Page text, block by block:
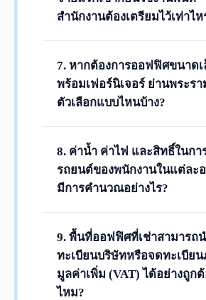
เป็นระยะเวลาที่เหมาะสมในการล็
สำนักงานต้องเตรียมไว้เท่าไห
ตามมาตรฐานสากลของอาคารส
เกือบทั้งหมด จะจัดเก็บเงินประกัน
(Deposit) จำนวน 3 เดือนของค่าเ
บริการ และชำระค่าเช่าล่วงหน้า
7. หากต้องการออฟฟิศขนาดเ
พร้อมเฟอร์นิเจอร์ ย่านพระรา
ตัวเลือกแบบไหนบ้าง?
เรามีบริการจัดหา "ออฟฟิศสำเร็
(Serviced Office)" บนตึกชั้นนำย่
รองรับตั้งแต่ทีมงานขนาดเล็ก 2-
มีเฟอร์นิเจอร์สำนักงาน อินเทอร์เ
คอมพิวเตอร์เข้าทำงานและเลือก
สั้นที่มีความยืดหยุ่นสูงได้ครับ
8. ค่าน้ำ ค่าไฟ และสิทธิ์ในกา
รถยนต์ของพนักงานในแต่ละ
มีการคำนวณอย่างไร?
ค่าน้ำและค่าไฟจะคิดราคาตามมิ
ยูนิตจริงของแต่ละอาคารสำนักง
ที่จอดรถยนต์ อาคารส่วนใหญ่จะ
ฟรี 1 คัน ต่อพื้นที่เช่าทุกๆ 100 ตาร
หากผู้เช่าต้องการพื้นที่จอดรถเพิ่ม
9. พื้นที่ออฟฟิศที่เช่าสามารถ
ทะเบียนบริษัทหรือจดทะเบีย
มูลค่าเพิ่ม (VAT) ได้อย่างถูก
ไหม?